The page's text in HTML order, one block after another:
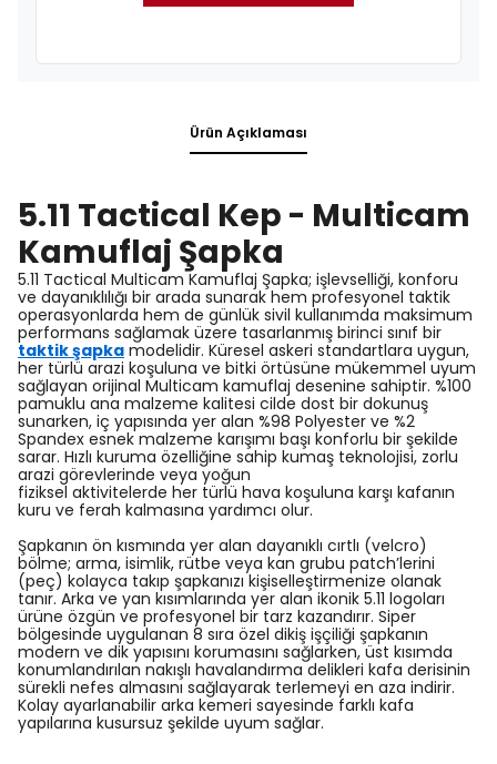
Ürün Açıklaması
5.11 Tactical Kep - Multicam
Kamuflaj Şapka
5.11 Tactical Multicam Kamuflaj Şapka; işlevselliği, konforu
ve dayanıklılığı bir arada sunarak hem profesyonel taktik
operasyonlarda hem de günlük sivil kullanımda maksimum
performans sağlamak üzere tasarlanmış birinci sınıf bir
taktik şapka modelidir. Küresel askeri standartlara uygun,
her türlü arazi koşuluna ve bitki örtüsüne mükemmel uyum
sağlayan orijinal Multicam kamuflaj desenine sahiptir. %100
pamuklu ana malzeme kalitesi cilde dost bir dokunuş
sunarken, iç yapısında yer alan %98 Polyester ve %2
Spandex esnek malzeme karışımı başı konforlu bir şekilde
sarar. Hızlı kuruma özelliğine sahip kumaş teknolojisi, zorlu
arazi görevlerinde veya yoğun
fiziksel aktivitelerde her türlü hava koşuluna karşı kafanın
kuru ve ferah kalmasına yardımcı olur.
Şapkanın ön kısmında yer alan dayanıklı cırtlı (velcro)
bölme; arma, isimlik, rütbe veya kan grubu patch’lerini
(peç) kolayca takıp şapkanızı kişiselleştirmenize olanak
tanır. Arka ve yan kısımlarında yer alan ikonik 5.11 logoları
ürüne özgün ve profesyonel bir tarz kazandırır. Siper
bölgesinde uygulanan 8 sıra özel dikiş işçiliği şapkanın
modern ve dik yapısını korumasını sağlarken, üst kısımda
konumlandırılan nakışlı havalandırma delikleri kafa derisinin
sürekli nefes almasını sağlayarak terlemeyi en aza indirir.
Kolay ayarlanabilir arka kemeri sayesinde farklı kafa
yapılarına kusursuz şekilde uyum sağlar.